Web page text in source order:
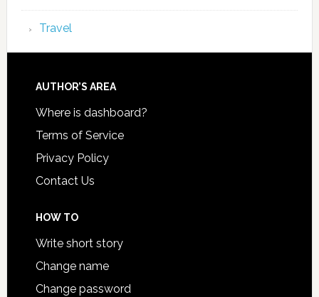
Travel
AUTHOR’S AREA
Where is dashboard?
Terms of Service
Privacy Policy
Contact Us
HOW TO
Write short story
Change name
Change password